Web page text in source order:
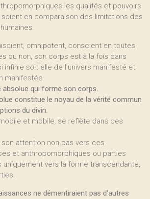
les qualités et pouvoirs
en comparaison des limitations des
omnipotent, conscient en toutes
ou non, son corps est à la fois dans
infinie soit elle de l’univers manifesté et
manifestée.
absolue qui forme son corps.
constitue le noyau de la vérité commun
du divin.
et mobile, se reflète dans ces
attention non pas vers ces
et anthropomorphiques ou parties
uniquement vers la forme transcendante,
ne démentiraient pas d’autres